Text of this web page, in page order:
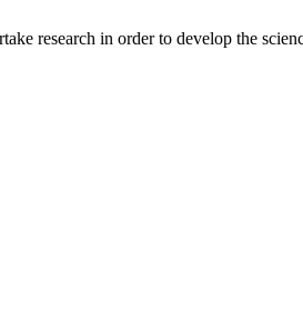
research in order to develop the